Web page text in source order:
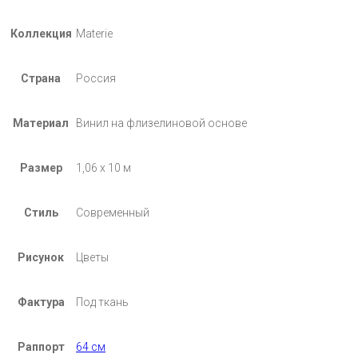
Коллекция Materie
Страна Россия
Материал Винил на флизелиновой основе
Размер 1,06 х 10 м
Стиль Современный
Рисунок Цветы
Фактура Под ткань
Раппорт 64 см